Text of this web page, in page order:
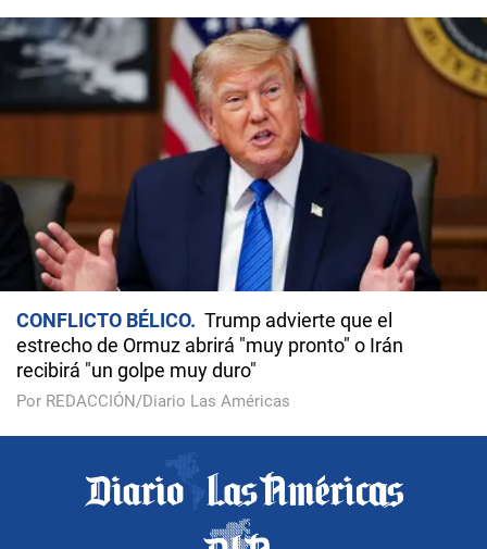
CONFLICTO BÉLICO
Trump advierte que el
estrecho de Ormuz abrirá "muy pronto" o Irán
recibirá "un golpe muy duro"
Por REDACCIÓN/Diario Las Américas